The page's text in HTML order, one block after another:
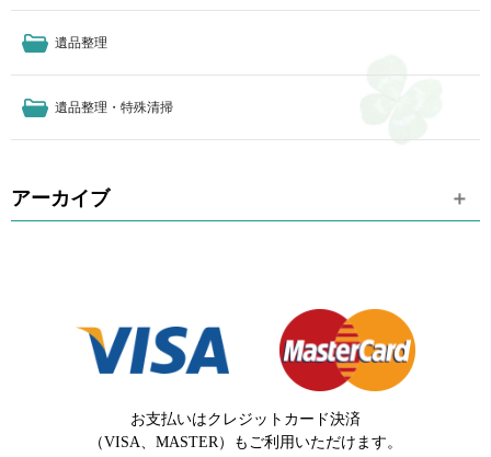
遺品整理
遺品整理・特殊清掃
アーカイブ
お支払いはクレジットカード決済
（VISA、MASTER）もご利用いただけます。